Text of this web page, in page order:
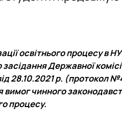
PhD
столи, семінари
освітнього процесу в
Державної
28.10.2021 р.
вимог чинного
процесу.